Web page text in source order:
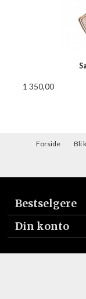
1 350,00
Forside Bli
Bestselgere
Din konto